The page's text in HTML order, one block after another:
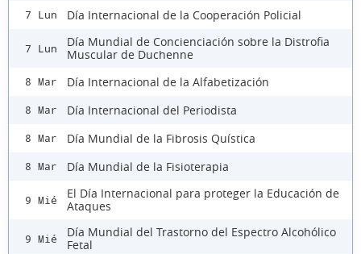
7 Lun Día Internacional de la Cooperación Policial
7 Lun
Día Mundial de Concienciación sobre la Distrofia
Muscular de Duchenne
8 Mar Día Internacional de la Alfabetización
8 Mar Día Internacional del Periodista
8 Mar Día Mundial de la Fibrosis Quística
8 Mar Día Mundial de la Fisioterapia
9 Mié
El Día Internacional para proteger la Educación de
Ataques
9 Mié
Día Mundial del Trastorno del Espectro Alcohólico
Fetal